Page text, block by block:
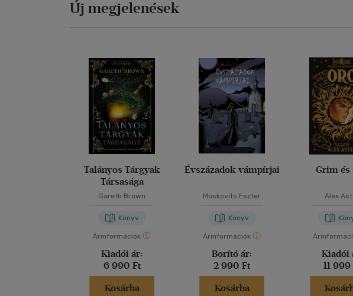
Új megjelenések
Talányos Tárgyak
Társasága
Gareth Brown
Könyv
Árinformációk
Kiadói ár:
6 990 Ft
Kosárba
Évszázadok vámpírjai
Muskovits Eszter
Könyv
Árinformációk
Borító ár:
2 990 Ft
Kosárba
Grim és
Alex
Kiadói
11 999